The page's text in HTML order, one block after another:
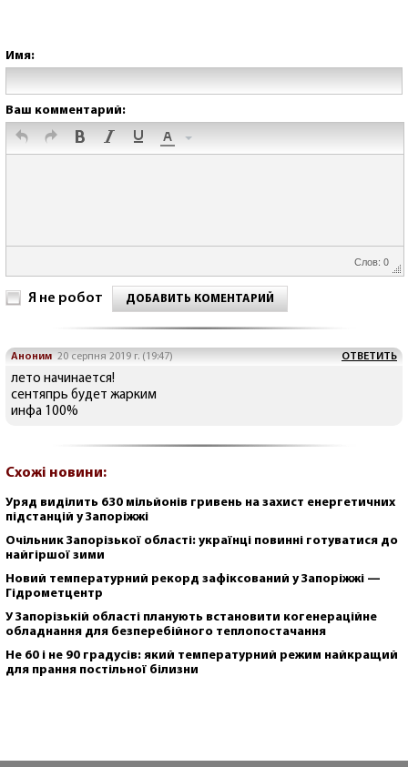
Имя:
Ваш комментарий:
Слов: 0
Я не робот ДОБАВИТЬ КОМЕНТАРИЙ
Аноним 20 серпня 2019 г. (19:47) ОТВЕТИТЬ
лето начинается!
сентяпрь будет жарким
инфа 100%
Схожі новини:
Уряд виділить 630 мільйонів гривень на захист енергетичних
підстанцій у Запоріжжі
Очільник Запорізької області: українці повинні готуватися до
найгіршої зими
Новий температурний рекорд зафіксований у Запоріжжі —
Гідрометцентр
У Запорізькій області планують встановити когенераційне
обладнання для безперебійного теплопостачання
Не 60 і не 90 градусів: який температурний режим найкращий
для прання постільної білизни